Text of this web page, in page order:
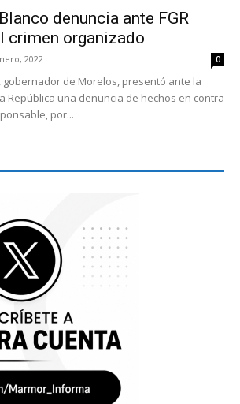
denuncia ante FGR
crimen organizado
2022 0
gobernador de Morelos, presentó ante la
República una denuncia de hechos en contra
por...